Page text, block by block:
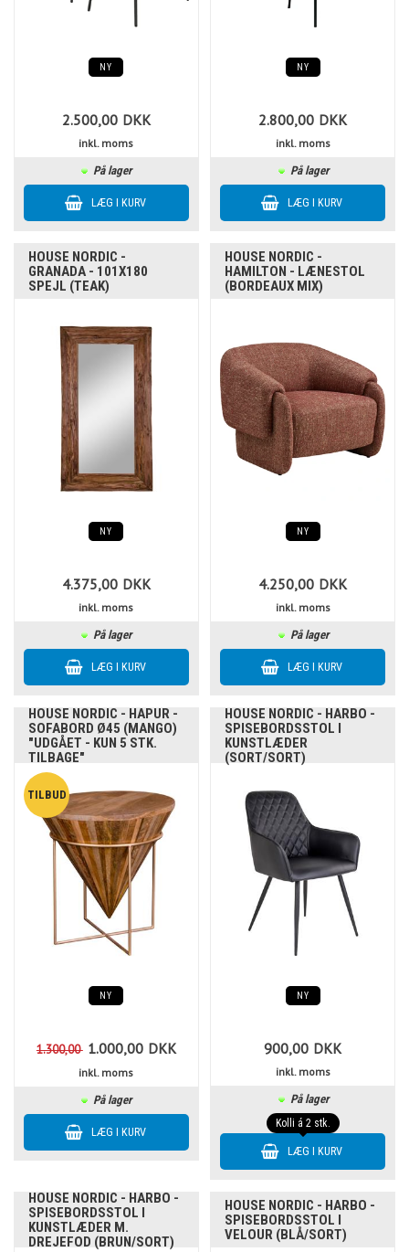
NY
2.500,00 DKK
inkl. moms
På lager
NY
2.800,00 DKK
inkl. moms
På lager
HOUSE NORDIC -
GRANADA - 101X180
SPEJL (TEAK)
NY
4.375,00 DKK
inkl. moms
På lager
HOUSE NORDIC -
HAMILTON - LÆNESTOL
(BORDEAUX MIX)
NY
4.250,00 DKK
inkl. moms
På lager
HOUSE NORDIC - HAPUR -
SOFABORD Ø45 (MANGO)
"UDGÅET - KUN 5 STK.
TILBAGE"
NY
1.300,00 1.000,00 DKK
inkl. moms
På lager
HOUSE NORDIC - HARBO -
SPISEBORDSSTOL I
KUNSTLÆDER
(SORT/SORT)
NY
900,00 DKK
inkl. moms
På lager
Kolli á 2 stk.
HOUSE NORDIC - HARBO -
SPISEBORDSSTOL I
KUNSTLÆDER M.
DREJEFOD (BRUN/SORT)
HOUSE NORDIC - HARBO -
SPISEBORDSSTOL I
VELOUR (BLÅ/SORT)